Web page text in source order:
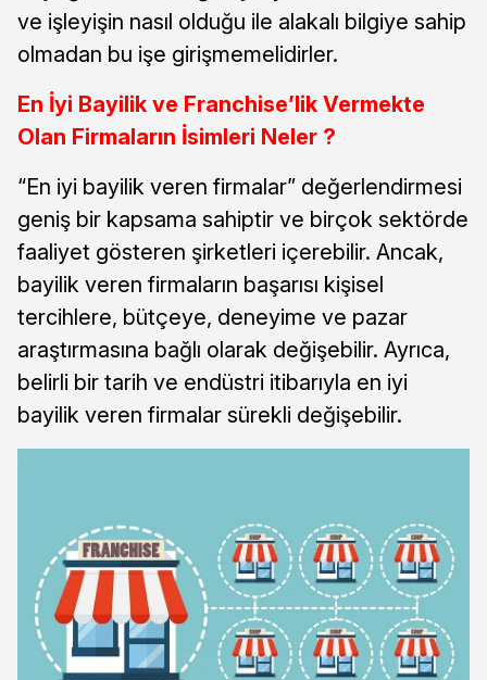
ve işleyişin nasıl olduğu ile alakalı bilgiye sahip
olmadan bu işe girişmemelidirler.
En İyi Bayilik ve Franchise’lik Vermekte
Olan Firmaların İsimleri Neler ?
“En iyi bayilik veren firmalar” değerlendirmesi
geniş bir kapsama sahiptir ve birçok sektörde
faaliyet gösteren şirketleri içerebilir. Ancak,
bayilik veren firmaların başarısı kişisel
tercihlere, bütçeye, deneyime ve pazar
araştırmasına bağlı olarak değişebilir. Ayrıca,
belirli bir tarih ve endüstri itibarıyla en iyi
bayilik veren firmalar sürekli değişebilir.